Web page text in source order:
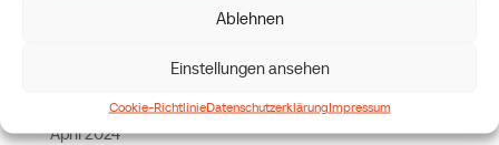
Ablehnen
Einstellungen ansehen
Cookie-RichtlinieDatenschutzerklärungImpressum
Mai 2024
April 2024